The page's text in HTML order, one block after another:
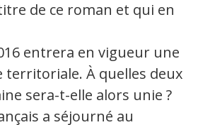
de ce roman et qui en
entrera en vigueur une
À quelles deux
sera-t-elle alors unie ?
a séjourné au